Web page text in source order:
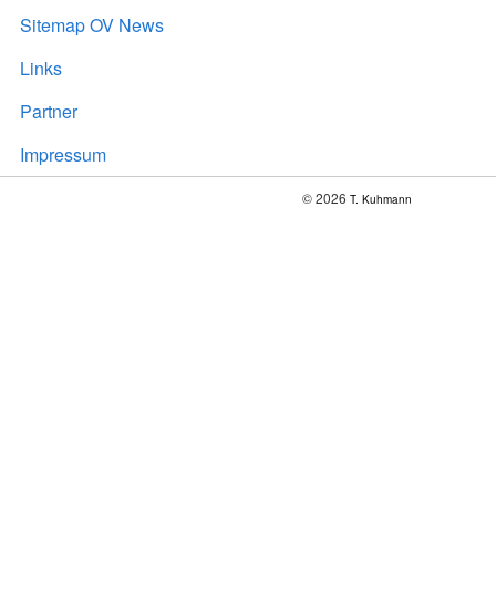
Sitemap OV News
Links
Partner
Impressum
© 2026 T. Kuhmann